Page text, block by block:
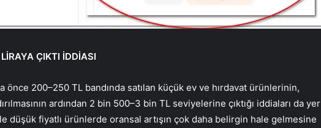
ÇIKTI İDDİASI
önce 200–250 TL bandında satılan küçük ev ve hırdavat ürünlerinin,
ardından 2 bin 500–3 bin TL seviyelerine çıktığı iddiaları da yer
düşük fiyatlı ürünlerde oransal artışın çok daha belirgin hale gelmesine